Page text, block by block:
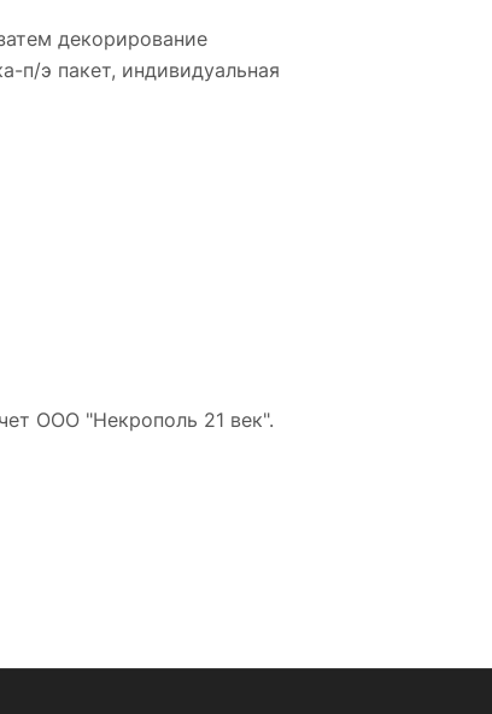
декорирование
п/э пакет, индивидуальная
ООО "Некрополь 21 век".